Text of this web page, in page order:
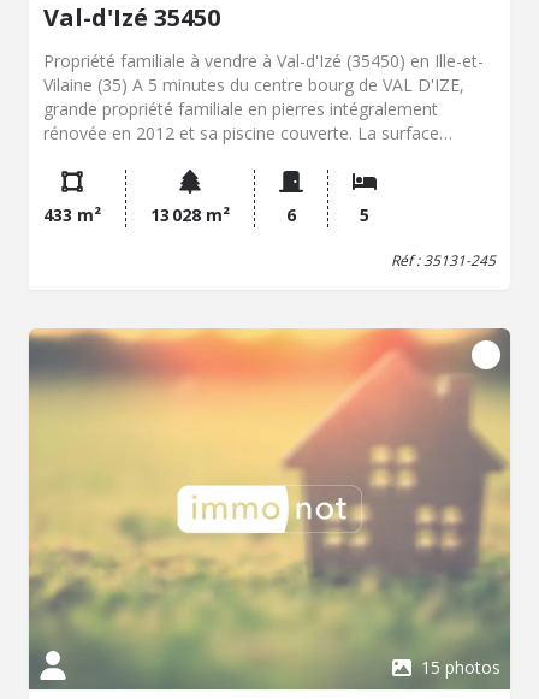
Val-d'Izé 35450
Propriété familiale à vendre à Val-d'Izé (35450) en Ille-et-
Vilaine (35) A 5 minutes du centre bourg de VAL D'IZE,
grande propriété familiale en pierres intégralement
rénovée en 2012 et sa piscine couverte. La surface
pièces à vivre. L'entrée s'effectue sur la vaste pièce de vie
de 73 m² (cuisine A/E, salle à manger, salon avec
cheminée) qui donne accès directement à une agréable
terrasse et vue sur la campagne. Egalement au rez-de-
enfants, une buanderie, une lingerie et un espace bar
aménagé/salle de billard. Dans les étages, quatre
chambres spacieuses dont deux avec balcon individuel, un
bureau, 2 wc, une salle de bains et une salle d'eau. Un
double garage et une cave enterrée complètent ce bien.
La propriété bénéficie de panneaux solaires pour la
consommation personnelle, des batteries sont aussi
présentes pour le stockage. PISCINE COUVERTE
CHAUFFÉE (dimensions 10,5m x 4,5m), vestiaire et wc. Le
terrain de 1ha30a est entièrement clos, la cour est
goudronnée et fermée par un portail automatique. Venez
visiter ce bien exceptionnel ! La commune de Val-d'Izé se
situe à une trentaine de kilomètres de Rennes. Le
territoire de la commune bénéficie de plusieurs
commerces de proximité, établissements scolaires,
services de santé ainsi que diverses associations
433 m² 13 028 m² 6 5
Réf : 35131-245
15 photos